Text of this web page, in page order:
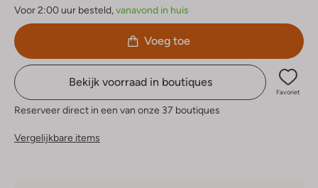
Voor 2:00 uur besteld,vanavond in huis
Voeg toe
Bekijk voorraad in boutiques
Favoriet
Reserveer direct in een van onze 37 boutiques
Vergelijkbare items